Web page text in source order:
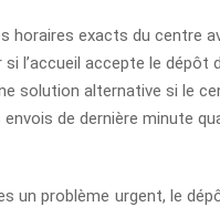
horaires exacts du centre
l’accueil accepte le dépôt
solution alternative si le
de dernière minute
un problème urgent, le